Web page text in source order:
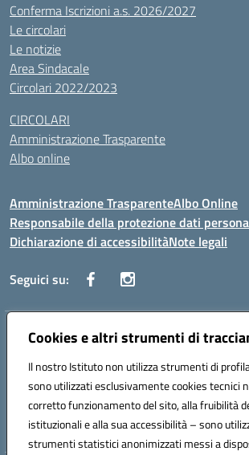
Cookies e altri strumenti di
Il nostro Istituto non utilizza strumenti di
sono utilizzati esclusivamente cookies tecnici
corretto funzionamento del sito, alla fruibilità
istituzionali e alla sua accessibilità – sono
strumenti statistici anonimizzati messi a
Conferma Iscrizioni a.s. 2026/2027
Le circolari
Le notizie
Area Sindacale
Circolari 2022/2023
CIRCOLARI
Amministrazione Trasparente
Albo online
Amministrazione TrasparenteAlbo Online
Responsabile della protezione dati
Dichiarazione di accessibilitàNote legali
Seguici su:
Indirizzo:Corso Vittorio Emanuele, 27 90133 -
Posta elettronica certificata (PEC):
Codice fiscale: 97308550827
Codice meccanografico: PAIS03600R